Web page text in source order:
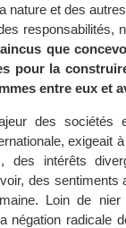
nature et des
responsabilités,
que
pour la
entre eux et
des sociétés
exigeait
des intérêts
des sentiments
Loin de
radicale